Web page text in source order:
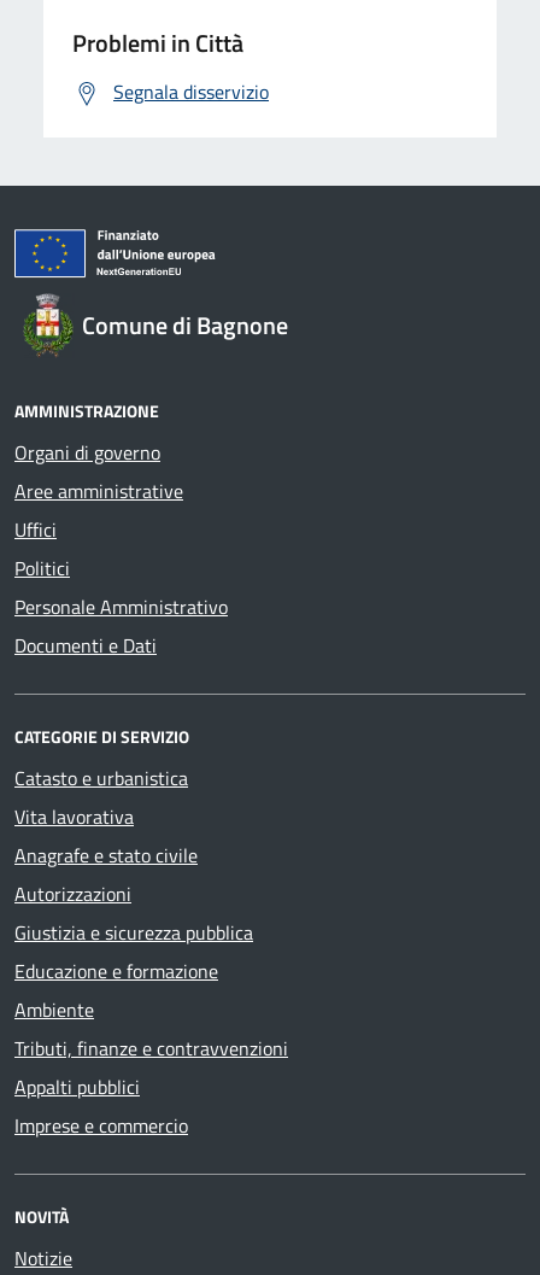
Problemi in Città
Segnala disservizio
Comune di Bagnone
AMMINISTRAZIONE
Organi di governo
Aree amministrative
Uffici
Politici
Personale Amministrativo
Documenti e Dati
CATEGORIE DI SERVIZIO
Catasto e urbanistica
Vita lavorativa
Anagrafe e stato civile
Autorizzazioni
Giustizia e sicurezza pubblica
Educazione e formazione
Ambiente
Tributi, finanze e contravvenzioni
Appalti pubblici
Imprese e commercio
NOVITÀ
Notizie